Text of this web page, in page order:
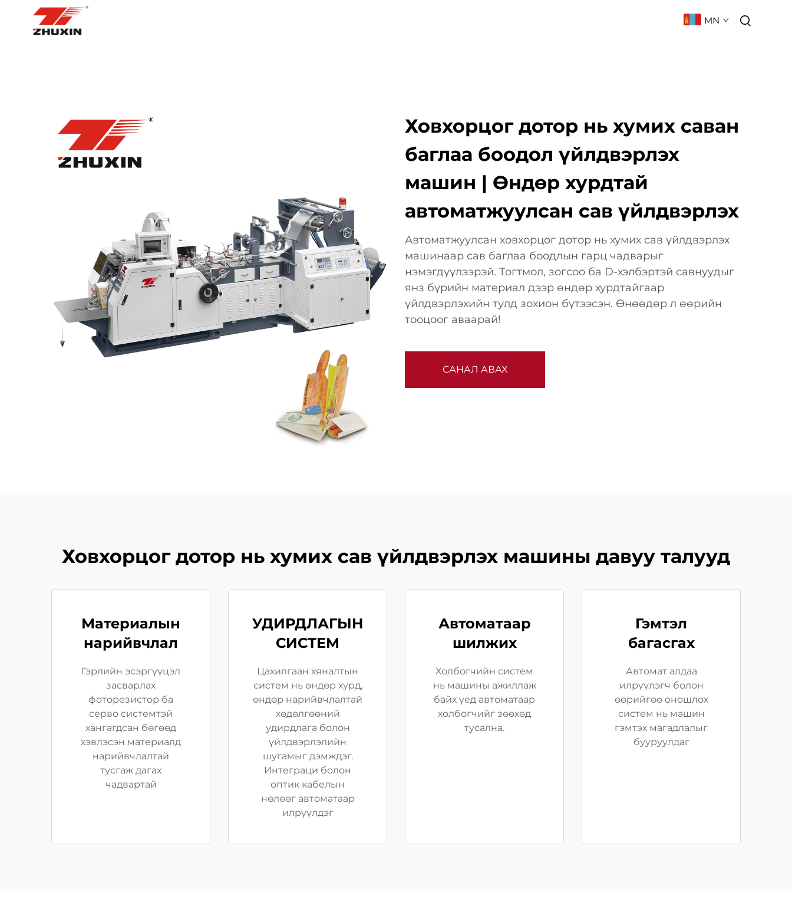
MN
Ховхорцог дотор нь хумих саван
баглаа боодол үйлдвэрлэх
машин | Өндөр хурдтай
автоматжуулсан сав үйлдвэрлэх
Автоматжуулсан ховхорцог дотор нь хумих сав үйлдвэрлэх
машинаар сав баглаа боодлын гарц чадварыг
нэмэгдүүлээрэй. Тогтмол, зогсоо ба D-хэлбэртэй савнуудыг
янз бүрийн материал дээр өндөр хурдтайгаар
үйлдвэрлэхийн тулд зохион бүтээсэн. Өнөөдөр л өөрийн
тооцоог аваарай!
САНАЛ АВАХ
Ховхорцог дотор нь хумих сав үйлдвэрлэх машины давуу талууд
Материалын
нарийвчлал
Гэрлийн эсэргүүцэл
засварлах
фоторезистор ба
серво системтэй
хангагдсан бөгөөд
хэвлэсэн материалд
нарийвчлалтай
тусгаж дагах
чадвартай
УДИРДЛАГЫН
СИСТЕМ
Цахилгаан хяналтын
систем нь өндөр хурд,
өндөр нарийвчлалтай
хөдөлгөөний
удирдлага болон
үйлдвэрлэлийн
шугамыг дэмждэг.
Интеграци болон
оптик кабелын
нөлөөг автоматаар
илрүүлдэг
Автоматаар
шилжих
Холбогчийн систем
нь машины ажиллаж
байх үед автоматаар
холбогчийг зөөхөд
тусална.
Гэмтэл
багасгах
Автомат алдаа
илрүүлэгч болон
өөрийгөө оношлох
систем нь машин
гэмтэх магадлалыг
бууруулдаг